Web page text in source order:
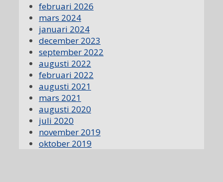
februari 2026
mars 2024
januari 2024
december 2023
september 2022
augusti 2022
februari 2022
augusti 2021
mars 2021
augusti 2020
juli 2020
november 2019
oktober 2019